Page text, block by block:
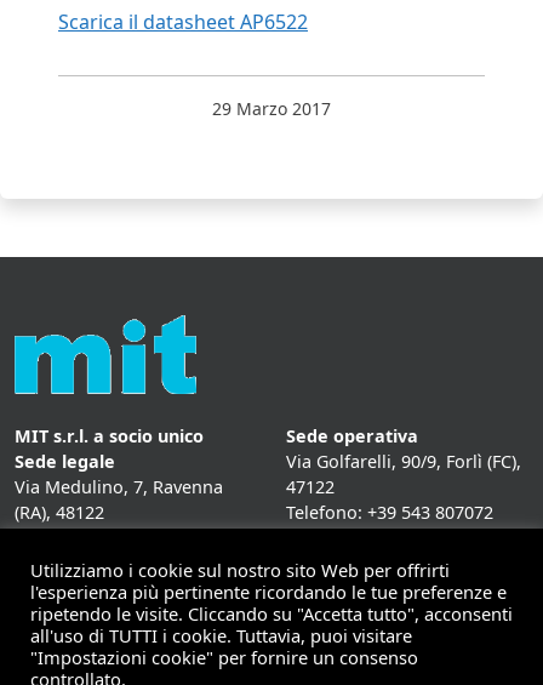
Scarica il datasheet AP6522
29 Marzo 2017
MIT s.r.l. a socio unico
Sede legale
Via Medulino, 7, Ravenna
(RA), 48122
Sede operativa
Via Golfarelli, 90/9, Forlì (FC),
47122
Telefono: +39 543 807072
Mail: info@mitweb.it
INFORMATIVE
Privacy Policy
Cookie Policy
Utilizziamo i cookie sul nostro sito Web per offrirti
l'esperienza più pertinente ricordando le tue preferenze e
ripetendo le visite. Cliccando su "Accetta tutto", acconsenti
all'uso di TUTTI i cookie. Tuttavia, puoi visitare
"Impostazioni cookie" per fornire un consenso
controllato.